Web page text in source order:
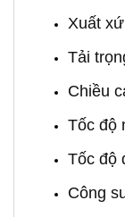
Xuất
Tải
Chiều
Tốc độ
Tốc độ
Công